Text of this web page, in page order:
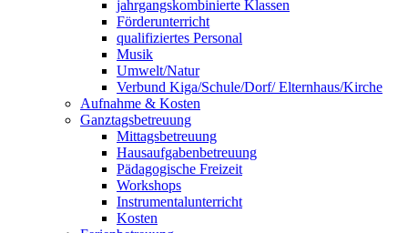
jahrgangskombinierte Klassen
Förderunterricht
qualifiziertes Personal
Musik
Umwelt/Natur
Verbund Kiga/Schule/Dorf/ Elternhaus/Kirche
Aufnahme & Kosten
Ganztagsbetreuung
Mittagsbetreuung
Hausaufgabenbetreuung
Pädagogische Freizeit
Workshops
Instrumentalunterricht
Kosten